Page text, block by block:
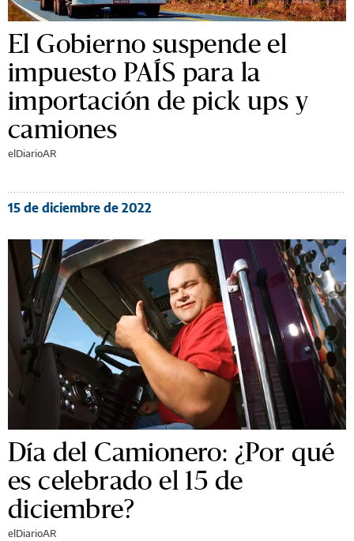
El Gobierno suspende el
impuesto PAÍS para la
importación de pick ups y
camiones
elDiarioAR
15 de diciembre de 2022
Día del Camionero: ¿Por qué
es celebrado el 15 de
diciembre?
elDiarioAR